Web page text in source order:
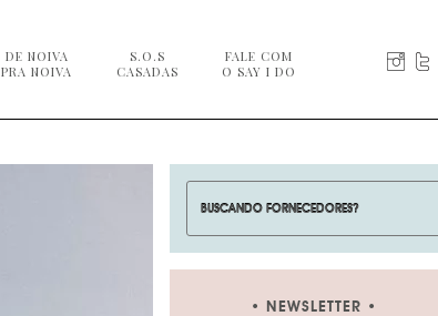
DE NOIVA
PRA NOIVA
S.O.S
CASADAS
FALE COM
O SAY I DO
NEWSLETTER